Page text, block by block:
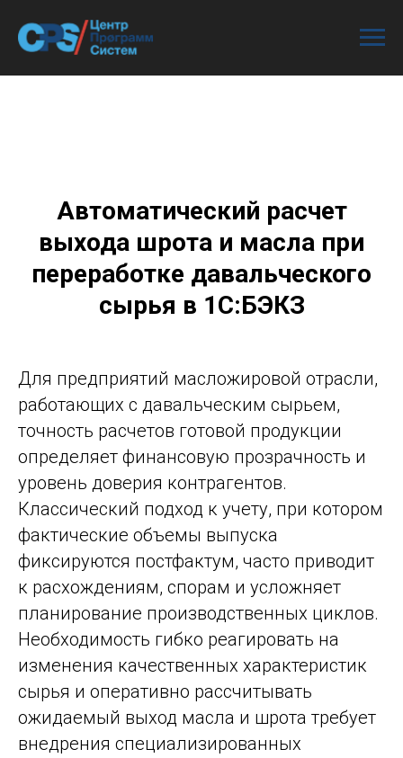
Автоматический расчет
выхода шрота и масла при
переработке давальческого
сырья в 1С:БЭКЗ
Для предприятий масложировой отрасли,
работающих с давальческим сырьем,
точность расчетов готовой продукции
определяет финансовую прозрачность и
уровень доверия контрагентов.
Классический подход к учету, при котором
фактические объемы выпуска
фиксируются постфактум, часто приводит
к расхождениям, спорам и усложняет
планирование производственных циклов.
Необходимость гибко реагировать на
изменения качественных характеристик
сырья и оперативно рассчитывать
ожидаемый выход масла и шрота требует
внедрения специализированных